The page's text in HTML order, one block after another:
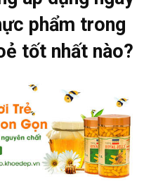
phẩm trong
tốt nhất nào?